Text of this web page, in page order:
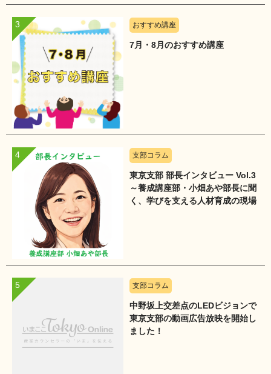
おすすめ講座
7月・8月のおすすめ講座
支部コラム
東京支部 部長インタビュー Vol.3
～養成講座部・小畑あや部長に聞
く、学びを支える人材育成の現場
支部コラム
中野坂上交差点のLEDビジョンで
東京支部の動画広告放映を開始し
ました！